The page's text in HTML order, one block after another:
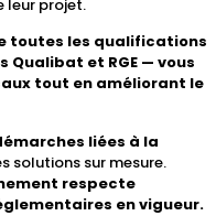
leur projet.
toutes les qualifications
et RGE — vous
tout en améliorant le
liées à la
solutions sur mesure.
respecte
en vigueur.